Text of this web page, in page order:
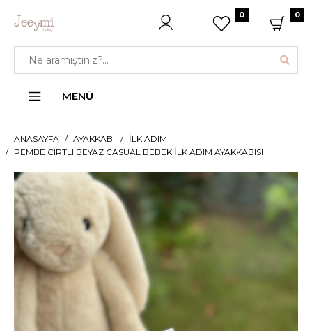
0 0
MENÜ
ANASAYFA AYAKKABI
İLK ADIM
PEMBE CIRTLI BEYAZ CASUAL BEBEK İLK ADIM AYAKKABISI